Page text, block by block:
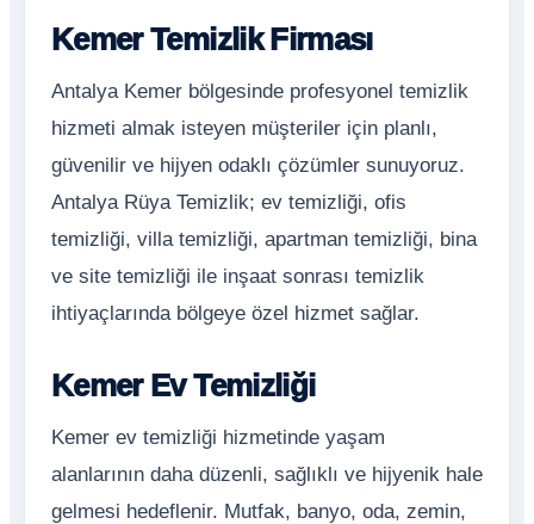
Kemer Temizlik Firması
Antalya Kemer bölgesinde profesyonel temizlik
hizmeti almak isteyen müşteriler için planlı,
güvenilir ve hijyen odaklı çözümler sunuyoruz.
Antalya Rüya Temizlik; ev temizliği, ofis
temizliği, villa temizliği, apartman temizliği, bina
ve site temizliği ile inşaat sonrası temizlik
ihtiyaçlarında bölgeye özel hizmet sağlar.
Kemer Ev Temizliği
Kemer ev temizliği hizmetinde yaşam
alanlarının daha düzenli, sağlıklı ve hijyenik hale
gelmesi hedeflenir. Mutfak, banyo, oda, zemin,